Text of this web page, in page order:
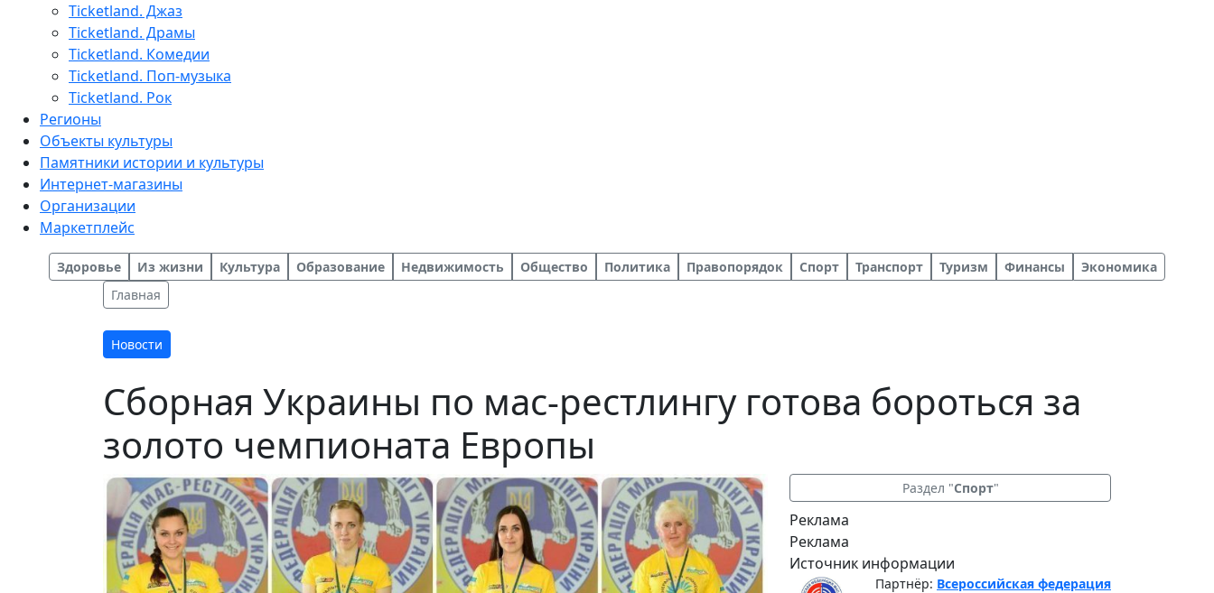
Ticketland. Джаз
Ticketland. Драмы
Ticketland. Комедии
Ticketland. Поп-музыка
Ticketland. Рок
Регионы
Объекты культуры
Памятники истории и культуры
Интернет-магазины
Организации
Маркетплейс
Здоровье Из жизни Культура Образование Недвижимость Общество Политика Правопорядок Спорт Транспорт Туризм Финансы
Экономика
Главная
Новости
Сборная Украины по мас-рестлингу готова бороться за
золото чемпионата Европы
Раздел "Спорт"
Реклама
Реклама
Источник информации
Партнёр: Всероссийская федерация